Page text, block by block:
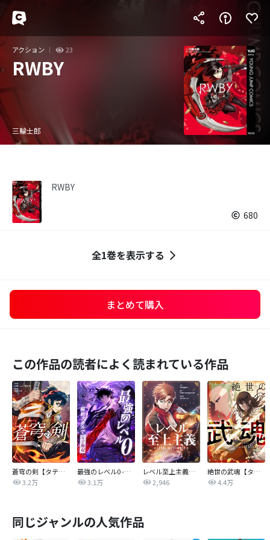
アクション 23
RWBY
三輪士郎
RWBY
680
全1巻を表示する
まとめて購入
この作品の読者によく読まれている作品
蒼穹の剣【タテヨミ】
3.2万
最強のレベル0 -解析スキルで完全無双-【タテヨミ】
3.1万
レベル至上主義【タテヨミ】
2,946
絶世の武魂【タテヨミ】
4.4万
同じジャンルの人気作品